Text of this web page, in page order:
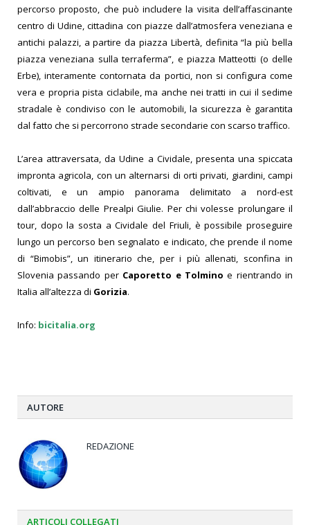
percorso proposto, che può includere la visita dell’affascinante
centro di Udine, cittadina con piazze dall’atmosfera veneziana e
antichi palazzi, a partire da piazza Libertà, definita “la più bella
piazza veneziana sulla terraferma”, e piazza Matteotti (o delle
Erbe), interamente contornata da portici, non si configura come
vera e propria pista ciclabile, ma anche nei tratti in cui il sedime
stradale è condiviso con le automobili, la sicurezza è garantita
dal fatto che si percorrono strade secondarie con scarso traffico.
L’area attraversata, da Udine a Cividale, presenta una spiccata
impronta agricola, con un alternarsi di orti privati, giardini, campi
coltivati, e un ampio panorama delimitato a nord-est
dall’abbraccio delle Prealpi Giulie. Per chi volesse prolungare il
tour, dopo la sosta a Cividale del Friuli, è possibile proseguire
lungo un percorso ben segnalato e indicato, che prende il nome
di “Bimobis”, un itinerario che, per i più allenati, sconfina in
Slovenia passando perCaporetto e Tolmino e rientrando in
Italia all’altezza di Gorizia.
Info: bicitalia.org
AUTORE
REDAZIONE
ARTICOLI COLLEGATI